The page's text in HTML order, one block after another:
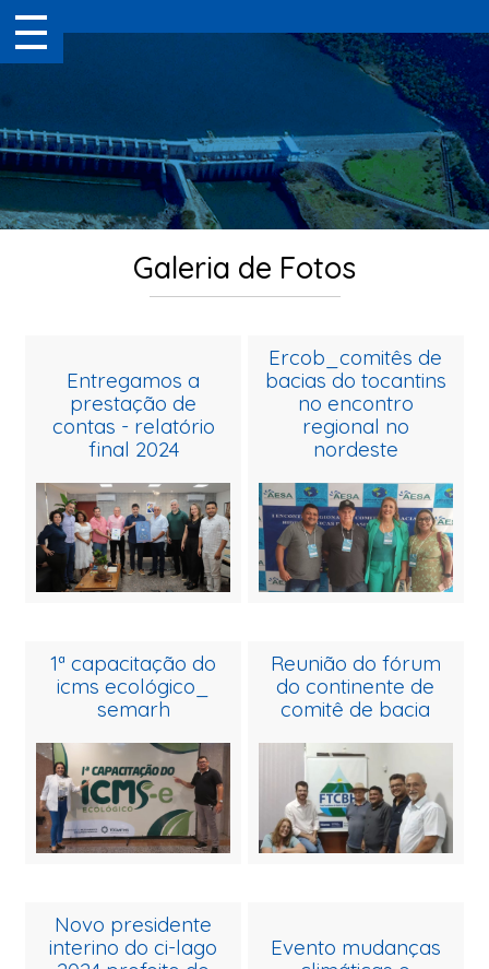
Galeria de Fotos
entregamos a
prestação de
contas - relatório
final 2024
ercob_comitês de
bacias do tocantins
no encontro
regional no
nordeste
1ª capacitação do
icms ecológico_
semarh
reunião do fórum
do continente de
comitê de bacia
novo presidente
interino do ci-lago
evento mudanças